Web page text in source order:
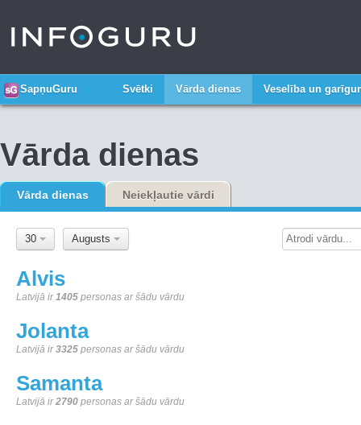
SapņuGuru Svētki Vārda dienas Veselība un
Vārda dienas
Vārda dienas Neiekļautie vārdi
30 Augusts
Alvis
Latvijā ir1405 personas ar šādu vārdu
Jolanta
Latvijā ir3325 personas ar šādu vārdu
Samanta
Latvijā ir2790 personas ar šādu vārdu